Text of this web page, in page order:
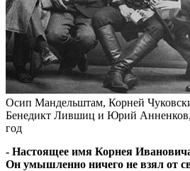
Осип Мандельштам, Корней
Бенедикт Лившиц и Юрий
год
- Настоящее имя Корнея
Он умышленно ничего не взял от